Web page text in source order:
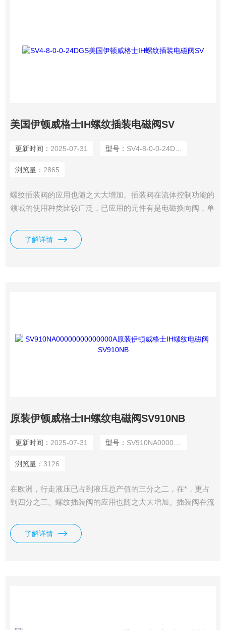
美国伊顿威格士IH螺纹插装电磁阀SV
更新时间： 2025-07-31 型号： SV4-8-0-0-24DGS
浏览量： 2865
螺纹插装阀的应用也随之大大增加。插装阀在流体控制功能的
领域的使用种类比较广泛，已应用的元件有是电磁换向阀，单
国伊顿威格士IH螺纹插装电磁阀SV。
了解详情
原装伊顿威格士IH螺纹电磁阀SV910NB
更新时间： 2025-07-31 型号： SV910NA00000000000000A
浏览量： 3126
在欧洲，行走液压已占到液压总产值的三分之二，在*，更占
到四分之三。螺纹插装阀的应用也随之大大增加。插装阀在流
磁换向阀，单向阀，溢流阀，减压阀，流量控制阀和顺序阀。
我司供应有原装伊顿威格士IH螺纹电磁阀SV910NB。
了解详情